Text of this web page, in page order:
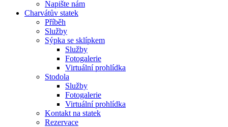
Napište nám
Charvátův statek
Příběh
Služby
Sýpka se sklípkem
Služby
Fotogalerie
Virtuální prohlídka
Stodola
Služby
Fotogalerie
Virtuální prohlídka
Kontakt na statek
Rezervace